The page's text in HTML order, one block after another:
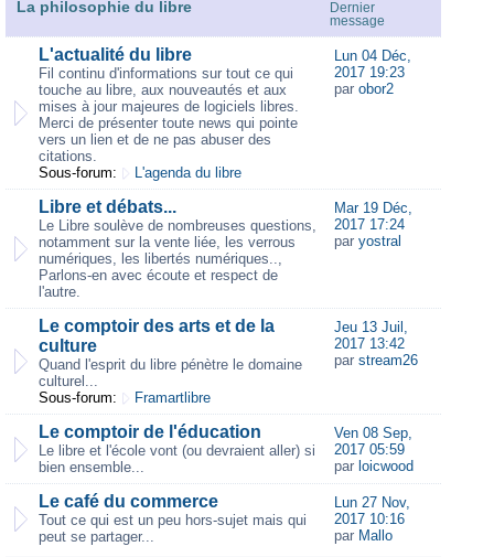
La philosophie du libre
Dernier
message
L'actualité du libre
Fil continu d'informations sur tout ce qui
touche au libre, aux nouveautés et aux
mises à jour majeures de logiciels libres.
Merci de présenter toute news qui pointe
vers un lien et de ne pas abuser des
citations.
Sous-forum:
L'agenda du libre
Lun 04 Déc,
2017 19:23
par obor2
Libre et débats...
Le Libre soulève de nombreuses questions,
notamment sur la vente liée, les verrous
numériques, les libertés numériques..,
Parlons-en avec écoute et respect de
l'autre.
Mar 19 Déc,
2017 17:24
par yostral
Le comptoir des arts et de la
culture
Quand l'esprit du libre pénètre le domaine
culturel...
Sous-forum:
Framartlibre
Jeu 13 Juil,
2017 13:42
par stream26
Le comptoir de l'éducation
Le libre et l'école vont (ou devraient aller) si
bien ensemble...
Ven 08 Sep,
2017 05:59
par loicwood
Le café du commerce
Tout ce qui est un peu hors-sujet mais qui
peut se partager...
Lun 27 Nov,
2017 10:16
par Mallo